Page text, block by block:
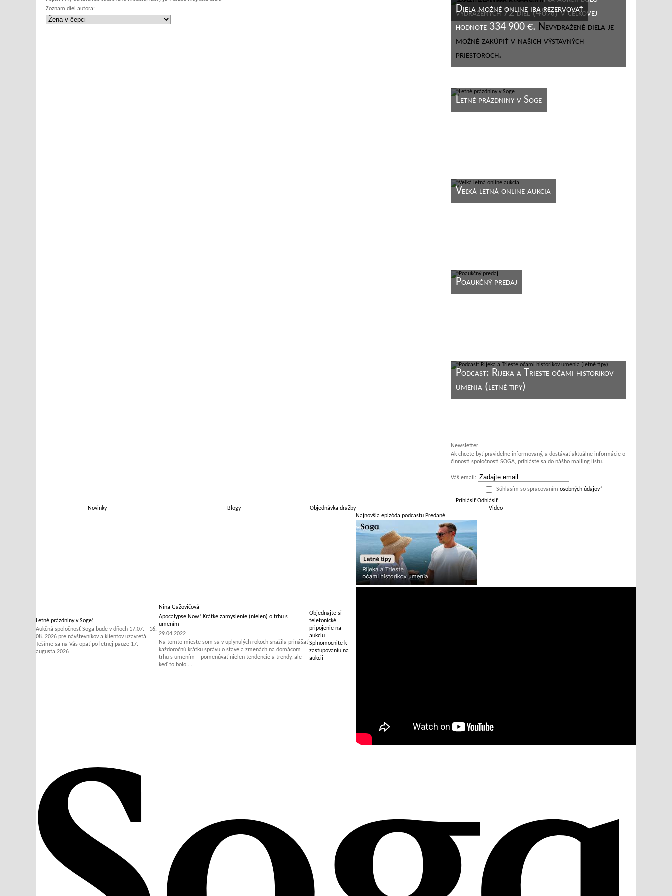
Zoznam diel autora:
vydražených 72 diel (48%) v celkovej
hodnote 334 900 €. Nevydražené diela je
možné zakúpiť v našich výstavných
priestoroch.
Diela možné online iba rezervovať
Letné prázdniny v Soge
Veľká letná online aukcia
Poaukčný predaj
Podcast: Rijeka a Trieste očami historikov
umenia (letné tipy)
Newsletter
Ak chcete byť pravidelne informovaný, a dostávať aktuálne informácie o
činnosti spoločnosti SOGA, prihláste sa do nášho mailing listu.
Váš email:
Súhlasím so spracovaním osobných údajov*
Prihlásiť Odhlásiť
Novinky
Blogy Objednávka dražby Video
Letné prázdniny v Soge!
Aukčná spoločnosť Soga bude v dňoch 17.07. - 16.
08. 2026 pre návštevníkov a klientov uzavretá.
Tešíme sa na Vás opäť po letnej pauze 17.
augusta 2026
Nina Gažovičová
Apocalypse Now! Krátke zamyslenie (nielen) o trhu s
umením
29.04.2022
Na tomto mieste som sa v uplynulých rokoch snažila prinášať
každoročnú krátku správu o stave a zmenách na domácom
trhu s umením – pomenúvať nielen tendencie a trendy, ale
keď to bolo ...
Objednajte si
telefonické
pripojenie na
aukciu
Splnomocnite k
zastupovaniu na
aukcii
Najnovšia epizóda podcastu Predané